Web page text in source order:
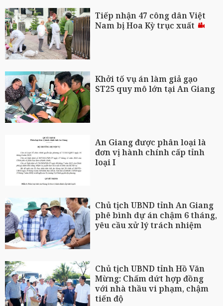
Tiếp nhận 47 công dân Việt
Nam bị Hoa Kỳ trục xuất
Khởi tố vụ án làm giả gạo
ST25 quy mô lớn tại An Giang
An Giang được phân loại là
đơn vị hành chính cấp tỉnh
loại I
Chủ tịch UBND tỉnh An Giang
phê bình dự án chậm 6 tháng,
yêu cầu xử lý trách nhiệm
Chủ tịch UBND tỉnh Hồ Văn
Mừng: Chấm dứt hợp đồng
với nhà thầu vi phạm, chậm
tiến độ